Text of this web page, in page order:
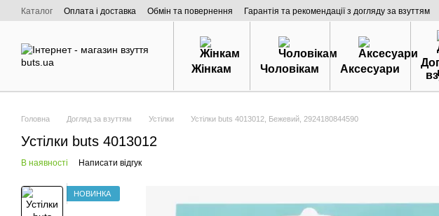
Перейти к основному контенту
Каталог Оплата і доставка Обмін та повернення Гарантія та рекомендації з догляду за взуттям
Про нас
Жінкам Чоловікам Аксесуари
Головна Догляд за взуттям Устілки Устілки buts 4013012, Бежевий, 2924180844590
Устілки buts 4013012
В наявності Написати відгук
НОВИНКА